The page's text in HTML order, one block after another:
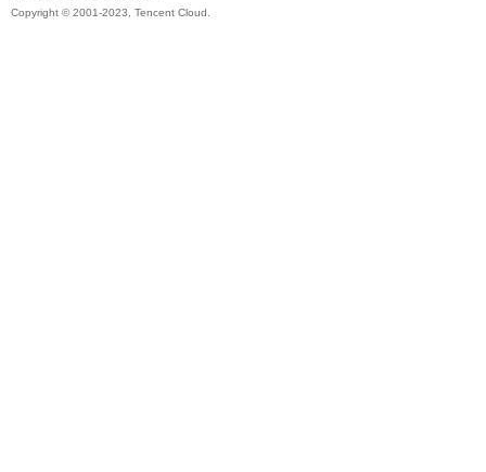
Copyright © 2001-2023, Tencent Cloud.